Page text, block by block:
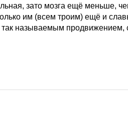
зато мозга ещё меньше,
им (всем троим) ещё и
называемым продвижением,